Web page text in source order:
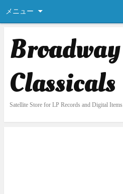
メニュー
Broadway
Classicals
Satellite Store for LP Records and Digital Items